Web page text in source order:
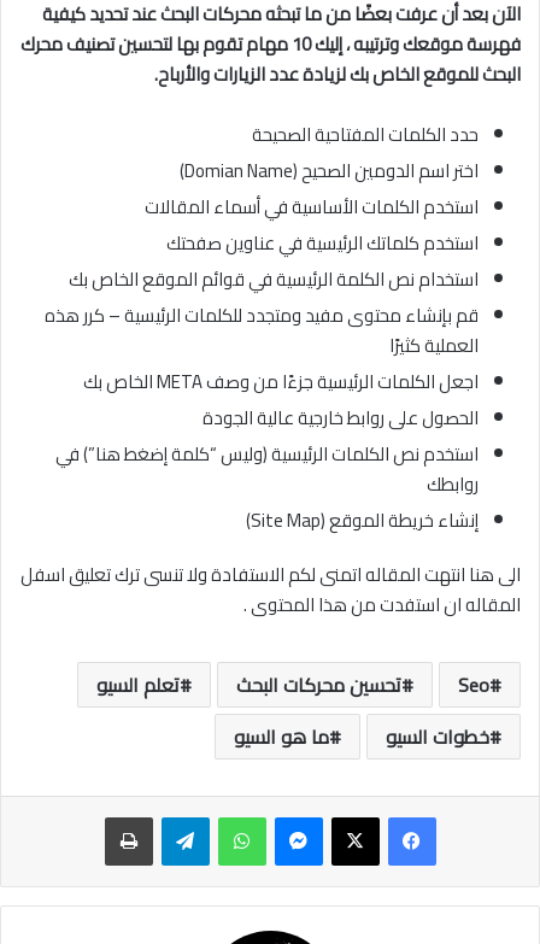
الآن بعد أن عرفت بعضًا من ما تبحثه محركات البحث عند تحديد كيفية
فهرسة موقعك وترتيبه ، إليك 10 مهام تقوم بها لتحسين تصنيف محرك
البحث للموقع الخاص بك لزيادة عدد الزيارات والأرباح.
حدد الكلمات المفتاحية الصحيحة
اختر اسم الدومين الصحيح (Domian Name)
استخدم الكلمات الأساسية في أسماء المقالات
استخدم كلماتك الرئيسية في عناوين صفحتك
استخدام نص الكلمة الرئيسية في قوائم الموقع الخاص بك
قم بإنشاء محتوى مفيد ومتجدد للكلمات الرئيسية – كرر هذه
العملية كثيرًا
اجعل الكلمات الرئيسية جزءًا من وصف META الخاص بك
الحصول على روابط خارجية عالية الجودة
استخدم نص الكلمات الرئيسية (وليس “كلمة إضغط هنا”) في
روابطك
إنشاء خريطة الموقع (Site Map)
الى هنا انتهت المقاله اتمنى لكم الاستفادة ولا تنسى ترك تعليق اسفل
المقاله ان استفدت من هذا المحتوى .
Seo تحسين محركات البحث
تعلم السيو
خطوات السيو
ما هو السيو
ماسنجر واتساب تيلقرام طباعة